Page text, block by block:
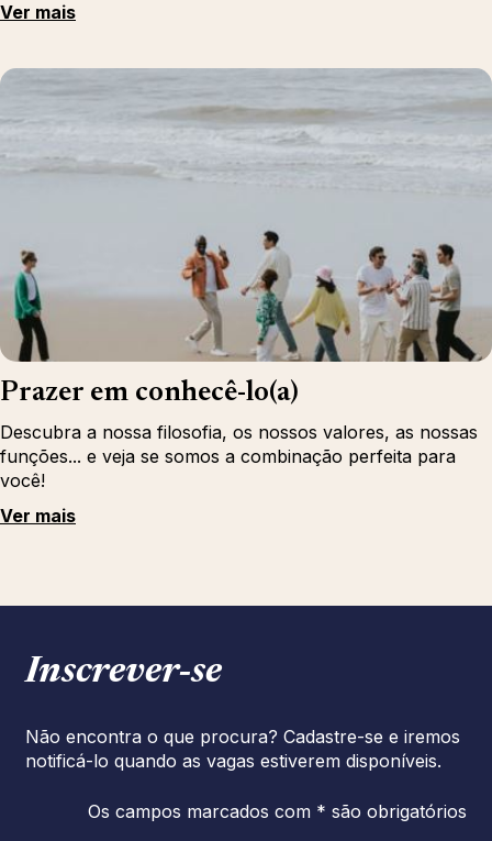
Ver mais
Prazer em conhecê-lo(a)
Descubra a nossa filosofia, os nossos valores, as nossas
funções... e veja se somos a combinação perfeita para
você!
Ver mais
Inscrever‑se
Não encontra o que procura? Cadastre-se e iremos
notificá-lo quando as vagas estiverem disponíveis.
Os campos marcados com * são obrigatórios